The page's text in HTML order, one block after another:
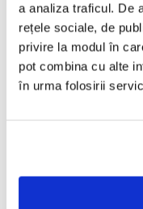
a analiza traficul. De
rețele sociale, de
privire la modul în
pot combina cu alte
în urma folosirii
Mădălina Manole -
Tot, (CD)
99,99 Lei
ADAUGA IN COS